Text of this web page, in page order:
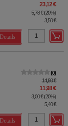
23,12 €
5,78 €(20%)
3,50 €
Details
0
14,98 €
11,98 €
3,00 €(20%)
5,40 €
Details